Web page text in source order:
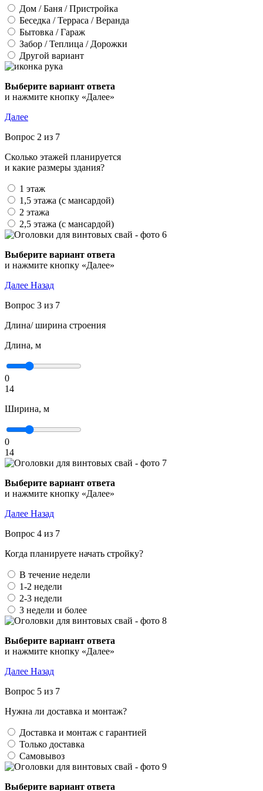
Дом / Баня / Пристройка
Беседка / Терраса / Веранда
Бытовка / Гараж
Забор / Теплица / Дорожки
Другой вариант
Выберите вариант ответа
и нажмите кнопку «Далее»
Далее
Вопрос 2 из 7
Сколько этажей планируется
и какие размеры здания?
1 этаж
1,5 этажа (с мансардой)
2 этажа
2,5 этажа (с мансардой)
Выберите вариант ответа
и нажмите кнопку «Далее»
Далее Назад
Вопрос 3 из 7
Длина/ ширина строения
Длина, м
0
14
Ширина, м
0
14
Выберите вариант ответа
и нажмите кнопку «Далее»
Далее Назад
Вопрос 4 из 7
Когда планируете начать стройку?
В течение недели
1-2 недели
2-3 недели
3 недели и более
Выберите вариант ответа
и нажмите кнопку «Далее»
Далее Назад
Вопрос 5 из 7
Нужна ли доставка и монтаж?
Доставка и монтаж с гарантией
Только доставка
Самовывоз
Выберите вариант ответа